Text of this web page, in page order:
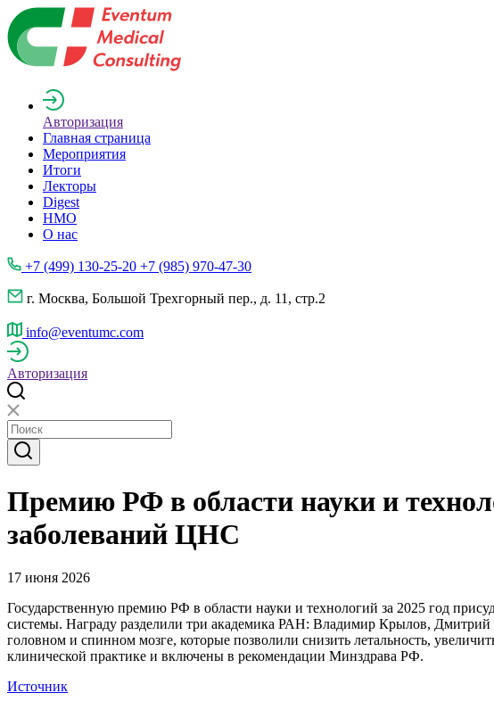
Авторизация
Главная страница
Мероприятия
Итоги
Лекторы
Digest
НМО
О нас
+7 (499) 130-25-20 +7 (985) 970-47-30
г. Москва, Большой Трехгорный пер., д. 11, стр.2
info@eventumc.com
Авторизация
Премию РФ в области науки и
заболеваний ЦНС
17 июня 2026
Государственную премию РФ в области науки и технологий за 2025 год
системы. Награду разделили три академика РАН: Владимир Крылов,
головном и спинном мозге, которые позволили снизить летальность,
клинической практике и включены в рекомендации Минздрава РФ.
Источник